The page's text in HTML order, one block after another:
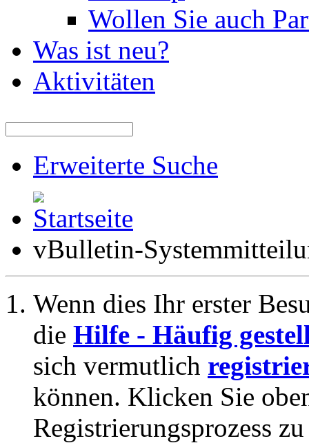
Wollen Sie auch
Was ist neu?
Aktivitäten
Erweiterte Suche
vBulletin-
Wenn dies Ihr erster
die Hilfe - Häufig
sich vermutlich
können. Klicken Sie
Registrierungsprozess